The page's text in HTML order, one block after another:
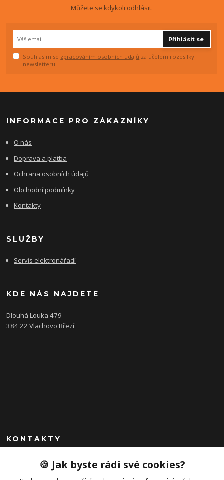
Můžete se kdykoli odhlásit.
Přihlásit se
Souhlasím se zpracováním osobních údajů za účelem rozesílky
newsletteru.
INFORMACE PRO ZÁKAZNÍKY
O nás
Doprava a platba
Ochrana osobních údajů
Obchodní podmínky
Kontakty
SLUŽBY
Servis elektronářadí
KDE NÁS NAJDETE
Dlouhá Louka 479
384 22 Vlachovo Březí
KONTAKTY
+420 792 757 523🍪 Jak byste rádi své cookies?